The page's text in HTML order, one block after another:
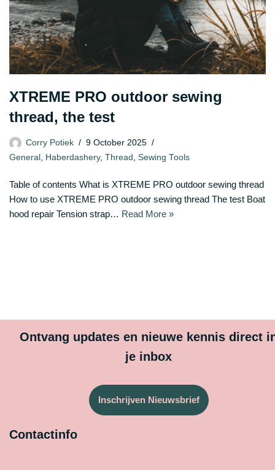
XTREME PRO outdoor sewing
thread, the test
Corry Potiek
9 October 2025
General , Haberdashery, Thread , Sewing Tools
Table of contents What is XTREME PRO outdoor sewing thread
How to use XTREME PRO outdoor sewing thread The test Boat
hood repair Tension strap… Read More »
Ontvang updates en nieuwe kennis direct
je inbox
Inschrijven Nieuwsbrief
Contactinfo